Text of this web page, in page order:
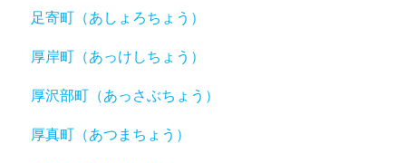
足寄町（あしょろちょう）
厚岸町（あっけしちょう）
厚沢部町（あっさぶちょう）
厚真町（あつまちょう）